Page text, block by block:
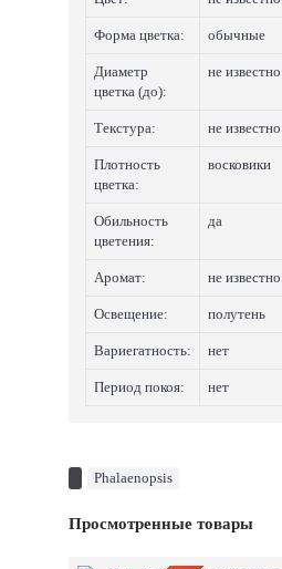
Форма цветка: обычные
Диаметр
цветка (до):
не известно
Текстура: не известно
Плотность
цветка:
восковики
Обильность
цветения:
да
Аромат: не известно
Освещение: полутень
Вариегатность: нет
Период покоя: нет
Phalaenopsis
Просмотренные товары